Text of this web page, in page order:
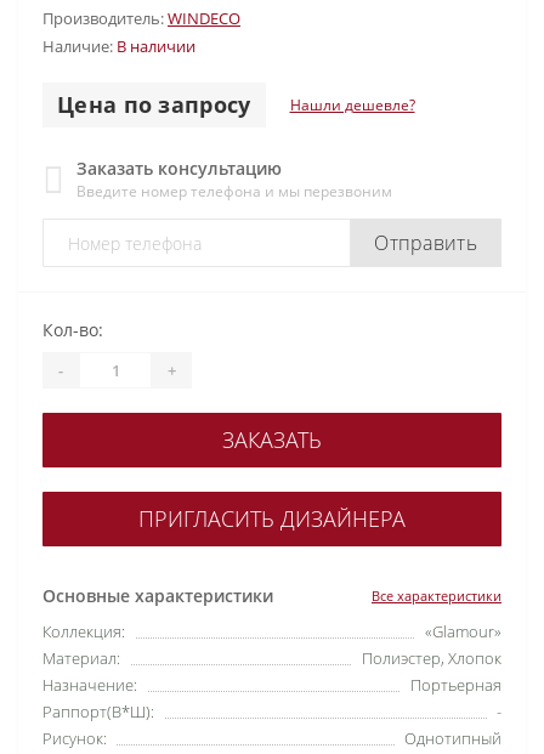
Производитель:WINDECO
Наличие: В наличии
Цена по запросу Нашли дешевле?
Заказать консультацию
Введите номер телефона и мы перезвоним
Отправить
Основные характеристики Все характеристики
Коллекция:
«Glamour»
Материал:
Полиэстер, Хлопок
Назначение:
Портьерная
Раппорт(В*Ш):
-
Рисунок:
Однотипный
Кол-во:
- +
ЗАКАЗАТЬ
ПРИГЛАСИТЬ ДИЗАЙНЕРА